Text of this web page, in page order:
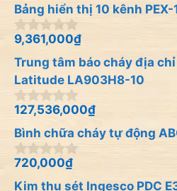
g
o
à
5
Bảng hiển thị 10 kênh PEX-
0
n
g
o
à
i
5
9,361,000₫
Trung tâm báo cháy địa
Latitude LA903H8-10
0
n
g
o
à
5
127,536,000₫
Bình chữa cháy tự động
0
n
720,000₫
Kim thu sét Ingesco PDC